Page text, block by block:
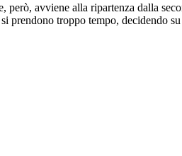
avviene alla ripartenza dalla
troppo tempo, decidendo